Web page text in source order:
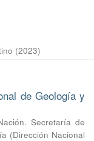
(2023)
de Geología y
Secretaría de
(Dirección Nacional